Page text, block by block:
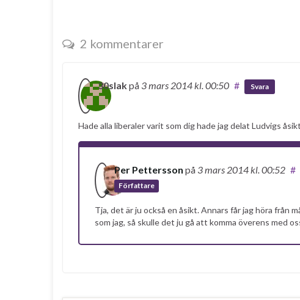
2 kommentarer
30slakpå 3 mars 2014kl. 00:50 # Svara
Hade alla liberaler varit som dig hade jag delat Ludvigs
Per Pettersson på 3 mars 2014kl. 00:52
Författare
#
Tja, det är ju också en åsikt. Annars får jag höra från
som jag, så skulle det ju gå att komma överens med